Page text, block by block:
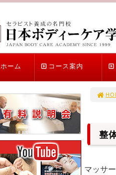
ホーム コース案内
整
マッサ